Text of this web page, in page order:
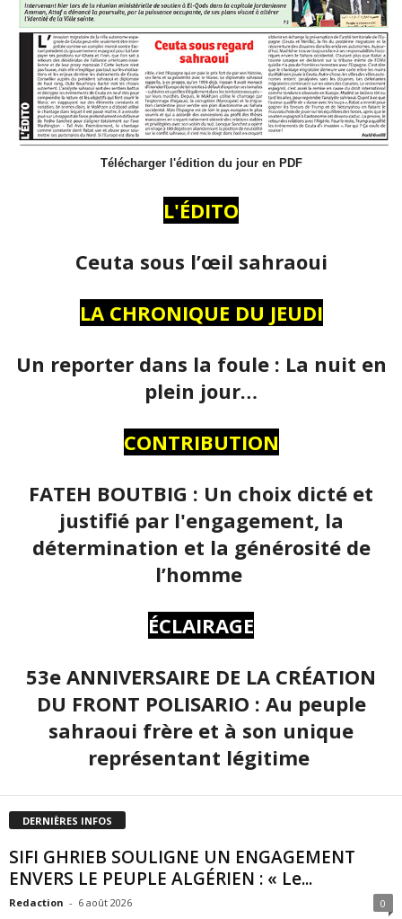
Télécharger l'édition du jour en PDF
L'ÉDITO
Ceuta sous l’œil sahraoui
LA CHRONIQUE DU JEUDI
Un reporter dans la foule : La nuit en
plein jour…
CONTRIBUTION
FATEH BOUTBIG : Un choix dicté et
justifié par l'engagement, la
détermination et la générosité de
l’homme
ÉCLAIRAGE
53e ANNIVERSAIRE DE LA CRÉATION
DU FRONT POLISARIO : Au peuple
sahraoui frère et à son unique
représentant légitime
DERNIÈRES INFOS
SIFI GHRIEB SOULIGNE UN ENGAGEMENT
ENVERS LE PEUPLE ALGÉRIEN : « Le...
Redaction - 6 août 2026 0